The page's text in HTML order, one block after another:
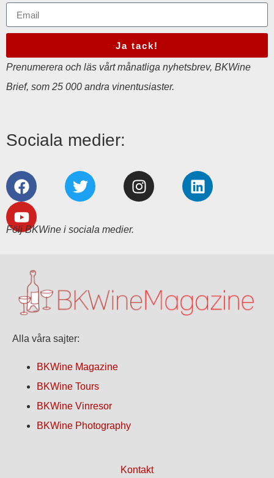
Ja tack!
Prenumerera och läs vårt månatliga nyhetsbrev, BKWine
Brief, som 25 000 andra vinentusiaster.
Sociala medier:
Följ BKWine i sociala medier.
Alla våra sajter:
BKWine Magazine
BKWine Tours
BKWine Vinresor
BKWine Photography
Kontakt